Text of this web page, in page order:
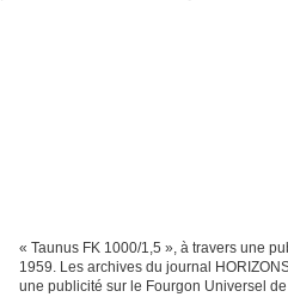
« Taunus FK 1000/1,5 », à travers une
1959. Les archives du journal
une publicité sur le Fourgon Universel